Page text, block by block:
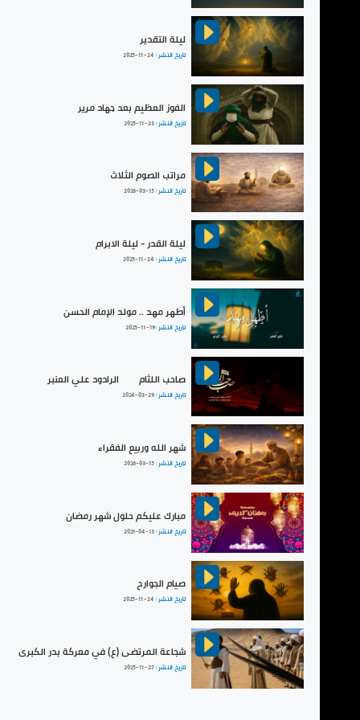
ليلة التقدير
تاريخ النشر : 2025-11-24
الفوز العظيم بعد جهاد مرير
تاريخ النشر :2025-11-23
مراتب الصوم الثلاث
تاريخ النشر :2026-03-15
ليلة القدر - ليلة الابرام
تاريخ النشر : 2025-11-24
أطهر مهد .. مولد الإمام الحسن
تاريخ النشر :2025-11-19
صاحب اللثام | الرادود علي العنبر
تاريخ النشر :2024-03-29
شهر الله وربيع الفقراء
تاريخ النشر :2026-03-15
مبارك عليكم حلول شهر رمضان
تاريخ النشر :2021-04-13
صيام الجوارح
تاريخ النشر : 2025-11-24
شجاعة المرتضى (ع) في معركة بدر الكبرى
تاريخ النشر :2025-11-27